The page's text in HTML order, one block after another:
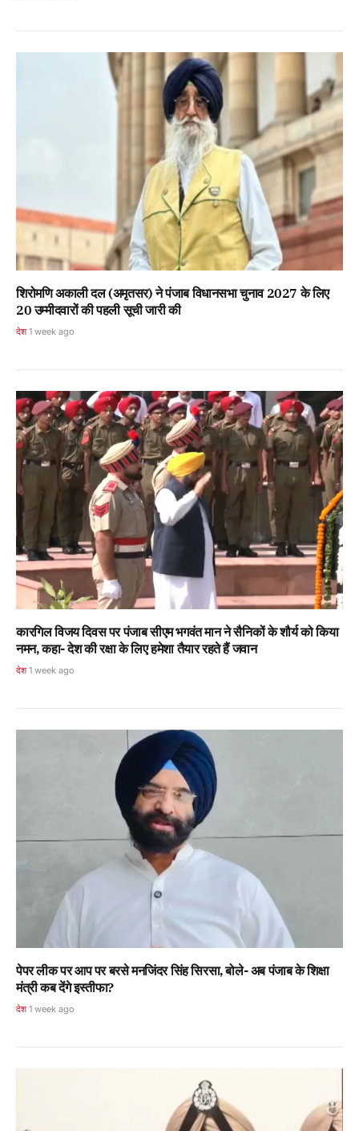
शिरोमणि अकाली दल (अमृतसर) ने पंजाब विधानसभा चुनाव 2027 के लिए
20 उम्मीदवारों की पहली सूची जारी की
देश 1 week ago
कारगिल विजय दिवस पर पंजाब सीएम भगवंत मान ने सैनिकों के शौर्य को किया
नमन, कहा- देश की रक्षा के लिए हमेशा तैयार रहते हैं जवान
देश 1 week ago
पेपर लीक पर आप पर बरसे मनजिंदर सिंह सिरसा, बोले- अब पंजाब के शिक्षा
मंत्री कब देंगे इस्तीफा?
देश 1 week ago